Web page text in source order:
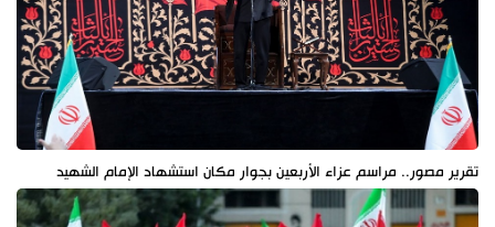
تقرير مصور.. مراسم عزاء الأربعين بجوار مكان استشهاد الإمام الشهيد